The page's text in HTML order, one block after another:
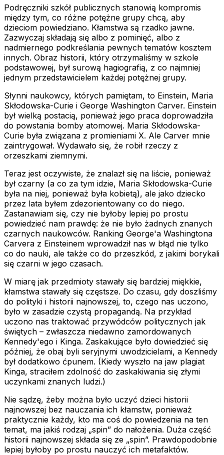
Podręczniki szkół publicznych stanowią kompromis
między tym, co różne potężne grupy chcą, aby
dzieciom powiedziano. Kłamstwa są rzadko jawne.
Zazwyczaj składają się albo z pominięć, albo z
nadmiernego podkreślania pewnych tematów kosztem
innych. Obraz historii, który otrzymaliśmy w szkole
podstawowej, był surową hagiografią, z co najmniej
jednym przedstawicielem każdej potężnej grupy.
Słynni naukowcy, których pamiętam, to Einstein, Maria
Skłodowska-Curie i George Washington Carver. Einstein
był wielką postacią, ponieważ jego praca doprowadziła
do powstania bomby atomowej. Maria Skłodowska-
Curie była związana z promieniami X. Ale Carver mnie
zaintrygował. Wydawało się, że robił rzeczy z
orzeszkami ziemnymi.
Teraz jest oczywiste, że znalazł się na liście, ponieważ
był czarny (a co za tym idzie, Maria Skłodowska-Curie
była na niej, ponieważ była kobietą), ale jako dziecko
przez lata byłem zdezorientowany co do niego.
Zastanawiam się, czy nie byłoby lepiej po prostu
powiedzieć nam prawdę: że nie było żadnych znanych
czarnych naukowców. Ranking George'a Washingtona
Carvera z Einsteinem wprowadził nas w błąd nie tylko
co do nauki, ale także co do przeszkód, z jakimi borykali
się czarni w jego czasach.
W miarę jak przedmioty stawały się bardziej miękkie,
kłamstwa stawały się częstsze. Do czasu, gdy doszliśmy
do polityki i historii najnowszej, to, czego nas uczono,
było w zasadzie czystą propagandą. Na przykład
uczono nas traktować przywódców politycznych jak
świętych – zwłaszcza niedawno zamordowanych
Kennedy'ego i Kinga. Zaskakujące było dowiedzieć się
później, że obaj byli seryjnymi uwodzicielami, a Kennedy
był dodatkowo ćpunem. (Kiedy wyszło na jaw plagiat
Kinga, straciłem zdolność do zaskakiwania się złymi
uczynkami znanych ludzi.)
Nie sądzę, żeby można było uczyć dzieci historii
najnowszej bez nauczania ich kłamstw, ponieważ
praktycznie każdy, kto ma coś do powiedzenia na ten
temat, ma jakiś rodzaj „spin” do nałożenia. Duża część
historii najnowszej składa się ze „spin”. Prawdopodobnie
lepiej byłoby po prostu nauczyć ich metafaktów.